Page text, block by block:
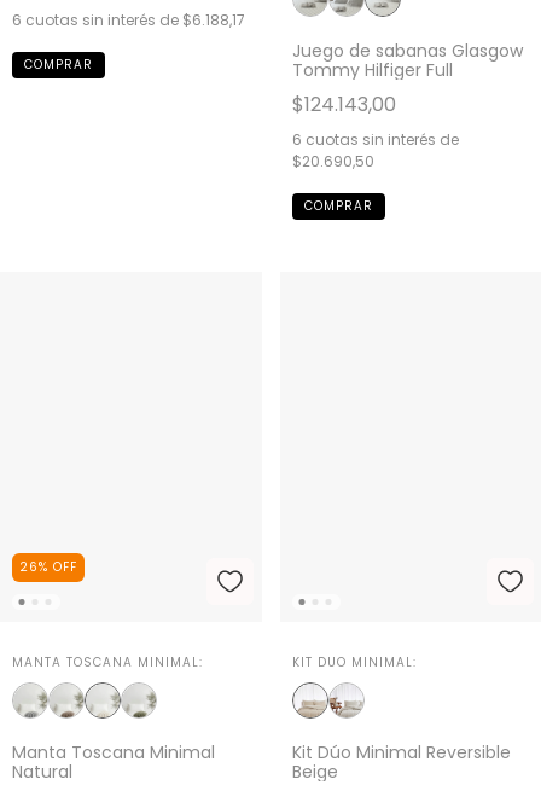
6 cuotas sin interés de $6.188,17
Juego de sabanas Glasgow
Tommy Hilfiger Full
$124.143,00
6 cuotas sin interés de
$20.690,50
26% OFF
MANTA TOSCANA MINIMAL:
Manta Toscana Minimal
Natural
KIT DUO MINIMAL:
Kit Dúo Minimal Reversible
Beige